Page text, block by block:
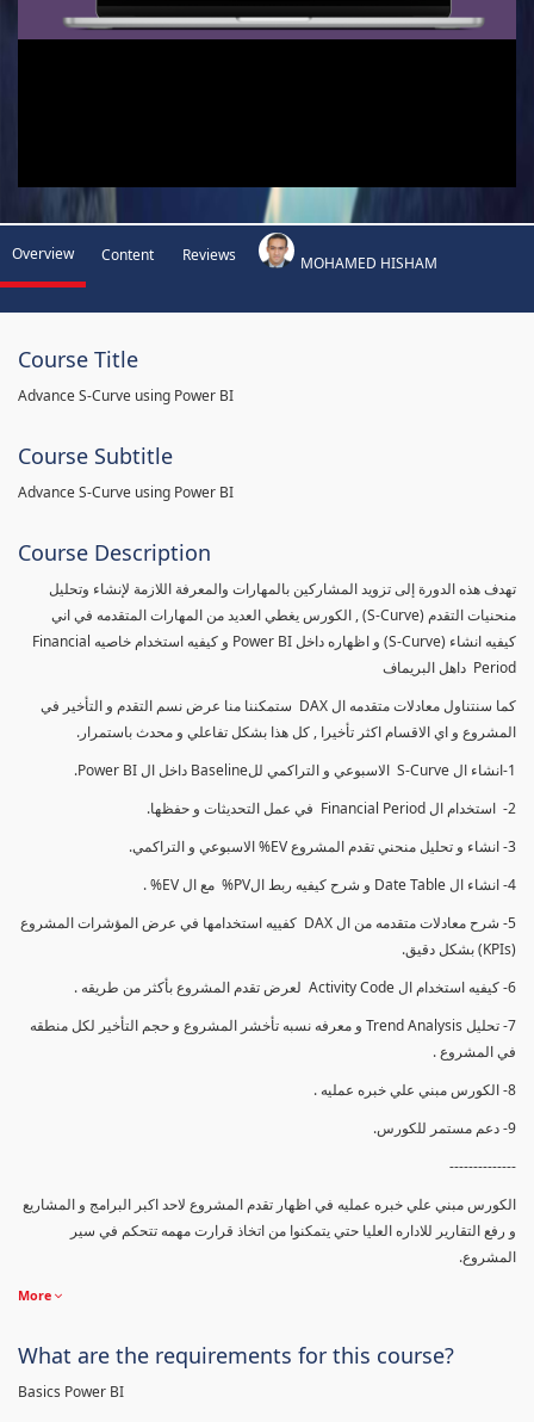
Overview Content Reviews MOHAMED HISHAM
Course Title
Advance S-Curve using Power BI
Course Subtitle
Advance S-Curve using Power BI
Course Description
تهدف هذه الدورة إلى تزويد المشاركين بالمهارات والمعرفة اللازمة لإنشاء وتحليل
منحنيات التقدم (S-Curve) , الكورس يغطي العديد من المهارات المتقدمه في اني
كيفيه انشاء (S-Curve) و اظهاره داخل Power BI و كيفيه استخدام خاصيه Financial
Period داهل البريماف
كما سنتناول معادلات متقدمه ال DAX ستمكننا منا عرض نسم التقدم و التأخير في
المشروع و اي الاقسام اكثر تأخيرا , كل هذا بشكل تفاعلي و محدث باستمرار.
1-انشاء ال S-Curve الاسبوعي و التراكمي للBaseline داخل ال Power BI.
2- استخدام ال Financial Period في عمل التحديثات و حفظها.
3- انشاء و تحليل منحني تقدم المشروع EV% الاسبوعي و التراكمي.
4- انشاء ال Date Table و شرح كيفيه ربط الPV% مع ال EV% .
5- شرح معادلات متقدمه من ال DAX كفييه استخدامها في عرض المؤشرات المشروع
(KPIs) بشكل دقيق.
6- كيفيه استخدام ال Activity Code لعرض تقدم المشروع بأكثر من طريقه .
7- تحليل Trend Analysis و معرفه نسبه تأخشر المشروع و حجم التأخير لكل منطقه
في المشروع .
8- الكورس مبني علي خبره عمليه .
9- دعم مستمر للكورس.
--------------
الكورس مبني علي خبره عمليه في اظهار تقدم المشروع لاحد اكبر البرامج و المشاريع
و رفع التقارير للاداره العليا حتي يتمكنوا من اتخاذ قرارت مهمه تتحكم في سير
المشروع.
More
What are the requirements for this course?
Basics Power BI